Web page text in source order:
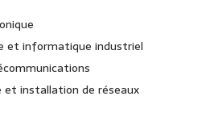
et informatique industriel
et installation de réseaux